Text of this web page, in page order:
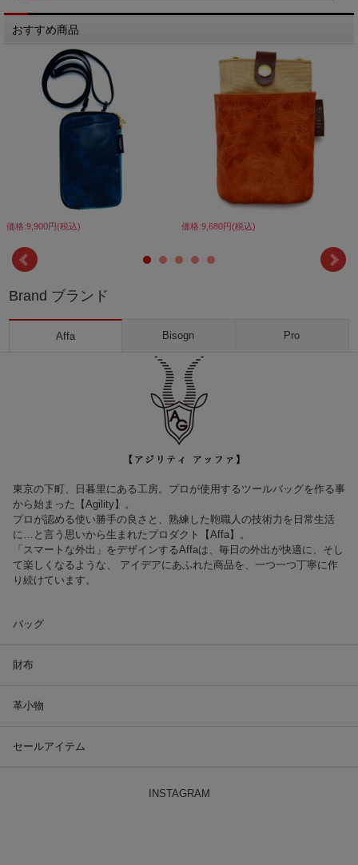
おすすめ商品
価格:9,900円(税込) 価格:9,680円(税込)
Brand ブランド
Affa Bisogn Pro
東京の下町、日暮里にある工房。プロが使用するツールバッグを作る事
から始まった【Agility】。
プロが認める使い勝手の良さと、熟練した鞄職人の技術力を日常生活
に…と言う思いから生まれたプロダクト【Affa】。
「スマートな外出」をデザインするAffaは、毎日の外出が快適に、そし
て楽しくなるような、 アイデアにあふれた商品を、一つ一つ丁寧に作
り続けています。
バッグ
財布
革小物
セールアイテム
INSTAGRAM